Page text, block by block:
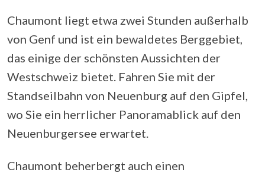
Chaumont liegt etwa zwei Stunden außerhalb
von Genf und ist ein bewaldetes Berggebiet,
das einige der schönsten Aussichten der
Westschweiz bietet. Fahren Sie mit der
Standseilbahn von Neuenburg auf den Gipfel,
wo Sie ein herrlicher Panoramablick auf den
Neuenburgersee erwartet.
Chaumont beherbergt auch einen